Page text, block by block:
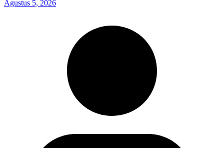
Agustus 5, 2026